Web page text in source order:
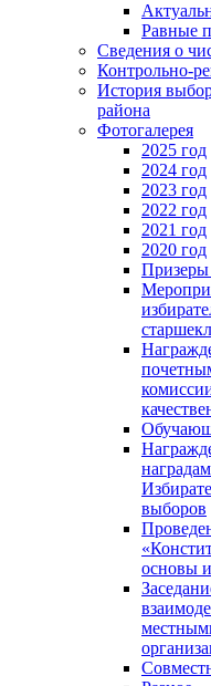
Равные
Сведения о
Контрольно-
История
района
Фотогалерея
2025 год
2024 год
2023 год
2022 год
2021 год
2020 год
Призеры
выборов
основы